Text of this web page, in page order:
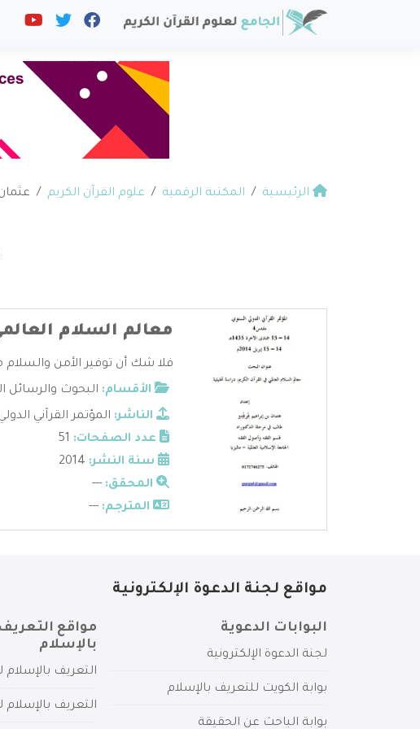
الرئيسية المكتبة الرقمية علوم القرآن الكريم
معالم السلام
فلا شك أن توفير الأمن
الأقسام: البحوث والرسائل
الناشر: المؤتمر القرآني
عدد الصفحات:
سنة النشر:
المحقق: ---
المترجم: ---
مواقع لجنة الدعوة الإلكترونية
البوابات الدعوية
لجنة الدعوة الإلكترونية
بوابة الكويت للتعريف بالإسلام
بوابة الباحث عن الحقيقة
مواقع التعريف
بالإسلام
التعريف بالإسلام
التعريف بالإسلام